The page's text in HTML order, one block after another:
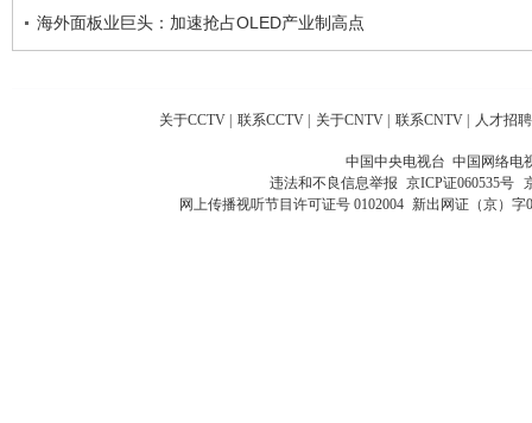
海外面板业巨头：加速抢占OLED产业制高点
关于CCTV | 联系CCTV | 关于CNTV | 联系CNTV | 人才招聘
中国中央电视台 中国网络电
违法和不良信息举报 京ICP证060535号
网上传播视听节目许可证号 0102004 新出网证（京）